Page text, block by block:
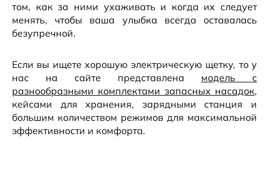
том, как за ними ухаживать и когда их следует
менять, чтобы ваша улыбка всегда оставалась
безупречной.
Если вы ищете хорошую электрическую щетку, то у
нас на сайте представлена модель с
разнообразными комплектами запасных насадок,
кейсами для хранения, зарядными станция и
большим количеством режимов для максимальной
эффективности и комфорта.